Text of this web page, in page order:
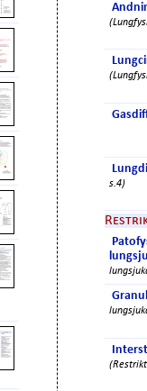
s.4)